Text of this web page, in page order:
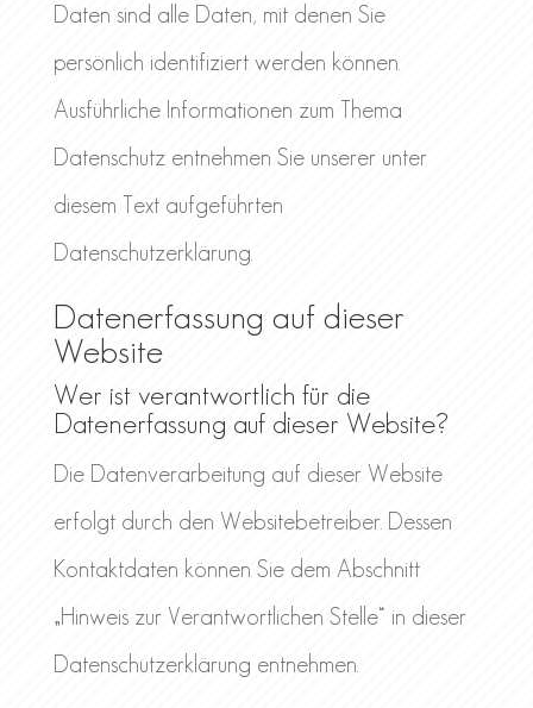
Daten sind alle Daten, mit denen Sie
persönlich identifiziert werden können.
Ausführliche Informationen zum Thema
Datenschutz entnehmen Sie unserer unter
diesem Text aufgeführten
Datenschutzerklärung.
Datenerfassung auf dieser
Website
Wer ist verantwortlich für die
Datenerfassung auf dieser Website?
Die Datenverarbeitung auf dieser Website
erfolgt durch den Websitebetreiber. Dessen
Kontaktdaten können Sie dem Abschnitt
„Hinweis zur Verantwortlichen Stelle“ in dieser
Datenschutzerklärung entnehmen.